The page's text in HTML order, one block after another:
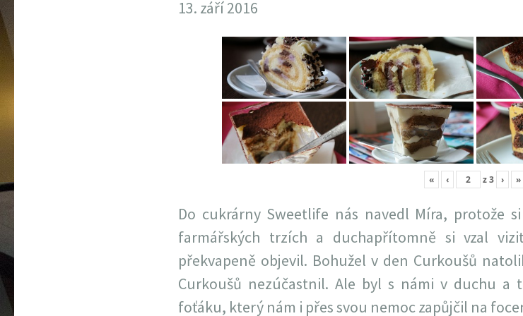
13. září 2016
« ‹ z3 › »
Do cukrárny Sweetlife nás navedl Míra, protože
farmářských trzích a duchapřítomně si vzal
překvapeně objevil. Bohužel v den Curkoušů
Curkoušů nezúčastnil. Ale byl s námi v duchu a
foťáku, který nám i přes svou nemoc zapůjčil na